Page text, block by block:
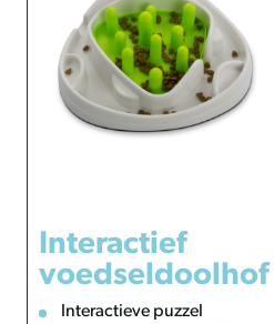
Interactief
voedseldoolhof
Interactieve puzzel